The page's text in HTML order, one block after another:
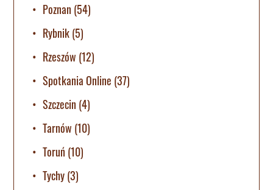
Poznan (54)
Rybnik(5)
Rzeszów (12)
Spotkania Online (37)
Szczecin (4)
Tarnów (10)
Toruń (10)
Tychy(3)